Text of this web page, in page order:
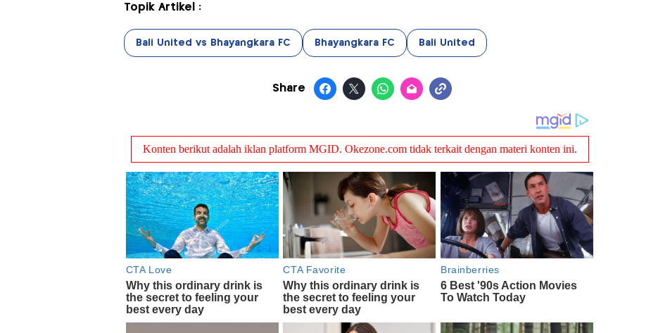
Topik Artikel :
Bali United vs Bhayangkara FC Bhayangkara FC Bali United
Share